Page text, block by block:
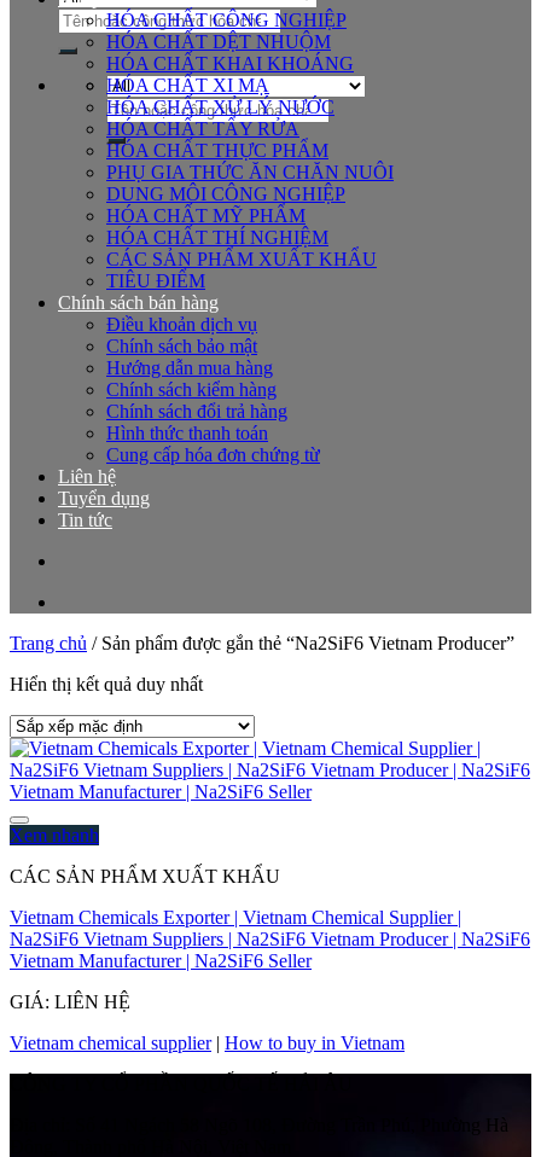
Tìm
kiếm:
Tìm
kiếm:
HÓA CHẤT CÔNG NGHIỆP
HÓA CHẤT DỆT NHUỘM
HÓA CHẤT KHAI KHOÁNG
HÓA CHẤT XI MẠ
HÓA CHẤT XỬ LÝ NƯỚC
HÓA CHẤT TẨY RỬA
HÓA CHẤT THỰC PHẨM
PHỤ GIA THỨC ĂN CHĂN NUÔI
DUNG MÔI CÔNG NGHIỆP
HÓA CHẤT MỸ PHẨM
HÓA CHẤT THÍ NGHIỆM
CÁC SẢN PHẨM XUẤT KHẨU
TIÊU ĐIỂM
Chính sách bán hàng
Điều khoản dịch vụ
Chính sách bảo mật
Hướng dẫn mua hàng
Chính sách kiểm hàng
Chính sách đổi trả hàng
Hình thức thanh toán
Cung cấp hóa đơn chứng từ
Liên hệ
Tuyển dụng
Tin tức
Trang chủ /Sản phẩm được gắn thẻ “Na2SiF6 Vietnam Producer”
Hiển thị kết quả duy nhất
Xem nhanh
CÁC SẢN PHẨM XUẤT KHẨU
Vietnam Chemicals Exporter | Vietnam Chemical Supplier |
Na2SiF6 Vietnam Suppliers | Na2SiF6 Vietnam Producer | Na2SiF6
Vietnam Manufacturer | Na2SiF6 Seller
GIÁ: LIÊN HỆ
Vietnam chemical supplier| How to buy in Vietnam
Số 41 Ngách 58 Ngõ 108, Đường Trần Phú, Phường Hà